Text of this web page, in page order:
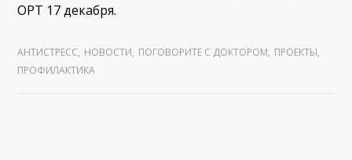
ОРТ 17 декабря.
АНТИСТРЕСС, НОВОСТИ, ПОГОВОРИТЕ С ДОКТОРОМ, ПРОЕКТЫ,
ПРОФИЛАКТИКА